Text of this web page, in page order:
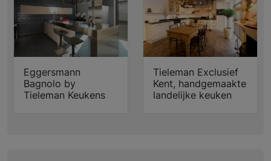
Eggersmann
Bagnolo by
Tieleman Keukens
Tieleman Exclusief
Kent, handgemaakte
landelijke keuken